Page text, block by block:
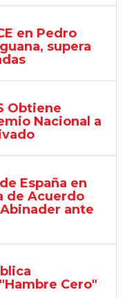
en Pedro
supera
Obtiene
Nacional a
España en
de Acuerdo
ante
Cero"